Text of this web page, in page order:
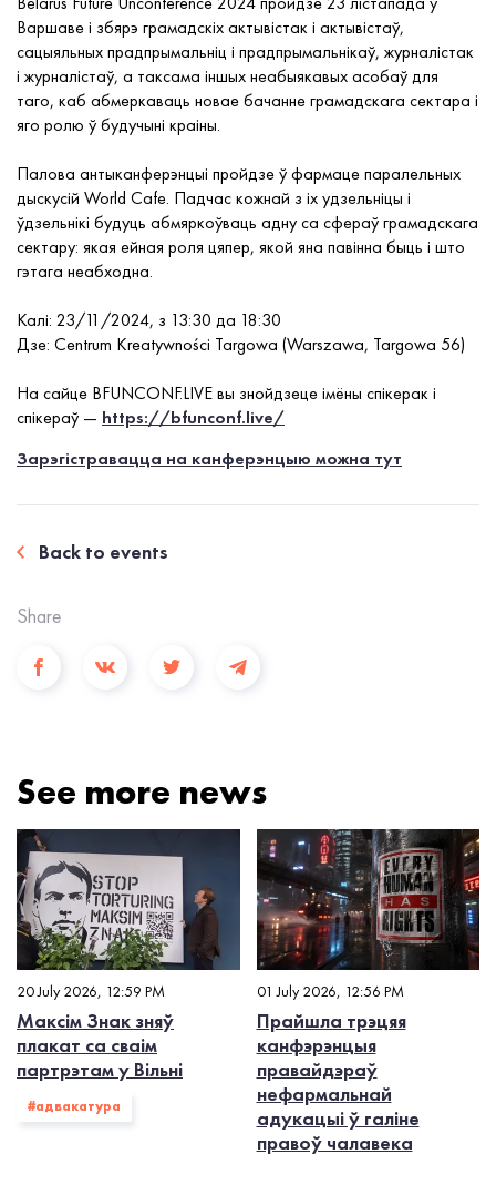
Варшаве і збярэ грамадскіх актывістак і актывістаў,
сацыяльных прадпрымальніц і прадпрымальнікаў, журналістак
і журналістаў, а таксама іншых неабыякавых асобаў для
таго, каб абмеркаваць новае бачанне грамадскага сектара і
яго ролю ў будучыні краіны.
Палова антыканферэнцыі пройдзе ў фармаце паралельных
дыскусій World Cafe. Падчас кожнай з іх удзельніцы і
ўдзельнікі будуць абмяркоўваць адну са сфераў грамадскага
сектару: якая ейная роля цяпер, якой яна павінна быць і што
гэтага неабходна.
Калі: 23/11/2024, з 13:30 да 18:30
Дзе: Centrum Kreatywności Targowa (Warszawa, Targowa 56)
На сайце BFUNCONF.LIVE вы знойдзеце імёны спікерак і
спікераў — https://bfunconf.live/
Зарэгістравацца на канферэнцыю можна тут
Back to events
Share
See more news
20 July 2026, 12:59 PM
Максім Знак зняў
плакат са сваім
партрэтам у Вільні
#адвакатура
01 July 2026, 12:56 PM
Прайшла трэцяя
канфэрэнцыя
правайдэраў
нефармальнай
адукацыі ў галіне
правоў чалавека